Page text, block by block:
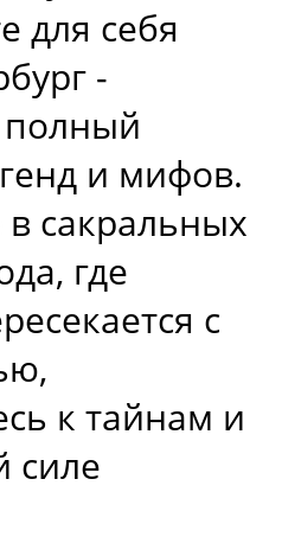
для себя
-
полный
и мифов.
сакральных
где
с
к тайнам и
силе